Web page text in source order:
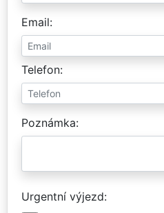
Email
Telefon
Poznámka
Urgentní výjezd